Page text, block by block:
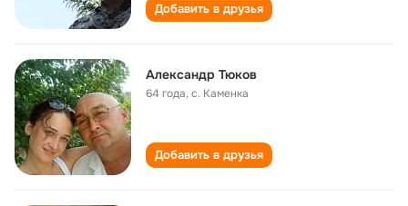
Добавить в друзья
Александр Тюков
64 года,с. Каменка
Добавить в друзья